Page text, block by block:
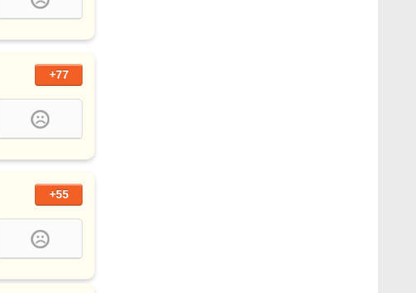
+77
+55